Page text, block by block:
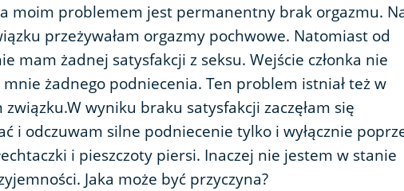
moim problemem jest permanentny brak orgazmu.
przeżywałam orgazmy pochwowe. Natomiast od
mam żadnej satysfakcji z seksu. Wejście członka nie
żadnego podniecenia. Ten problem istniał też w
wyniku braku satysfakcji zaczęłam się
i odczuwam silne podniecenie tylko i wyłącznie
i pieszczoty piersi. Inaczej nie jestem w stanie
Jaka może być przyczyna?